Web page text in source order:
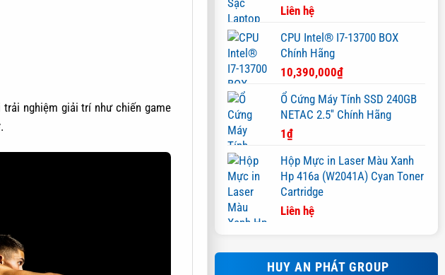
Liên hệ
CPU Intel® I7-13700 BOX
Chính Hãng
10,390,000₫
Ổ Cứng Máy Tính SSD 240GB
NETAC 2.5'' Chính Hãng
1₫
Hộp Mực in Laser Màu Xanh
Hp 416a (W2041A) Cyan Toner
Cartridge
Liên hệ
HUY AN PHÁT GROUP